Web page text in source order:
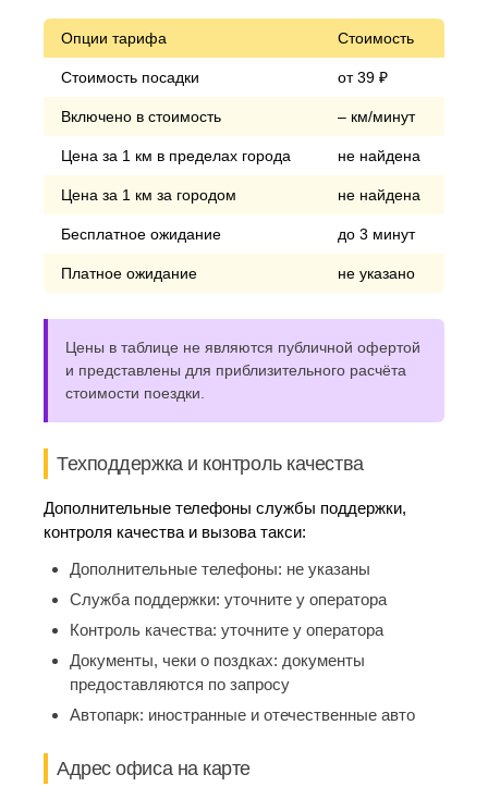
Опции тарифа Стоимость
Стоимость посадки от 39 ₽
Включено в стоимость – км/минут
Цена за 1 км в пределах города не найдена
Цена за 1 км за городом не найдена
Бесплатное ожидание до 3 минут
Платное ожидание не указано
Цены в таблице не являются публичной офертой
и представлены для приблизительного расчёта
стоимости поездки.
Техподдержка и контроль качества
Дополнительные телефоны службы поддержки,
контроля качества и вызова такси:
Дополнительные телефоны: не указаны
Служба поддержки: уточните у оператора
Контроль качества: уточните у оператора
Документы, чеки о поздках: документы
предоставляются по запросу
Автопарк: иностранные и отечественные авто
Адрес офиса на карте